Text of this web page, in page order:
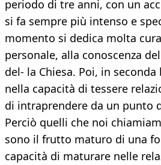
periodo di tre anni, con un
si fa sempre più intenso e
momento si dedica molta
personale, alla conoscenza
del- la Chiesa. Poi, in
nella capacità di tessere
di intraprendere da un punto
Perciò quelli che noi
sono il frutto maturo di una
capacità di maturare nelle